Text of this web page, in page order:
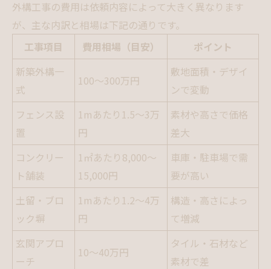
外構工事の費用は依頼内容によって大きく異なります
が、主な内訳と相場は下記の通りです。
工事項目
費用相場（目安）
ポイント
新築外構一
式
100～300万円
敷地面積・デザイ
ンで変動
フェンス設
置
1mあたり1.5～3万
円
素材や高さで価格
差大
コンクリー
ト舗装
1㎡あたり8,000～
15,000円
車庫・駐車場で需
要が高い
土留・ブロ
ック塀
1mあたり1.2～4万
円
構造・高さによっ
て増減
玄関アプロ
ーチ
10～40万円
タイル・石材など
素材で差